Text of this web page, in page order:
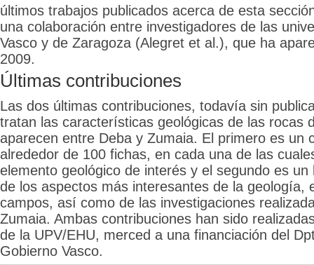
últimos trabajos publicados acerca de esta
una colaboración entre investigadores de las
Vasco y de Zaragoza (Alegret et al.), que ha
2009.
Últimas contribuciones
Las dos últimas contribuciones, todavía sin
tratan las características geológicas de las rocas
aparecen entre Deba y Zumaia. El primero es un
alrededor de 100 fichas, en cada una de las
elemento geológico de interés y el segundo es un
de los aspectos más interesantes de la geología,
campos, así como de las investigaciones
Zumaia. Ambas contribuciones han sido
de la UPV/EHU, merced a una financiación del
Gobierno Vasco.